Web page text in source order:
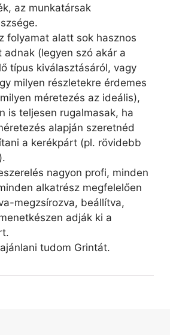
az munkatársak
folyamat alatt sok hasznos
adnak (legyen szó akár a
típus kiválasztásáról, vagy
milyen részletekre érdemes
méretezés az ideális),
is teljesen rugalmasak, ha
alapján szeretnéd
a kerékpárt (pl. rövidebb
nagyon profi, minden
alkatrész megfelelően
megzsírozva, beállítva,
adják ki a
tudom Grintát.